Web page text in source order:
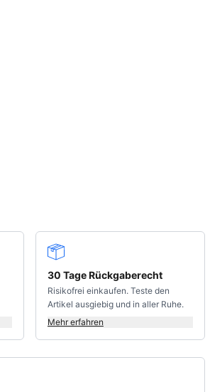
30 Tage Rückgaberecht
Risikofrei einkaufen. Teste den
Artikel ausgiebig und in aller Ruhe.
Mehr erfahren